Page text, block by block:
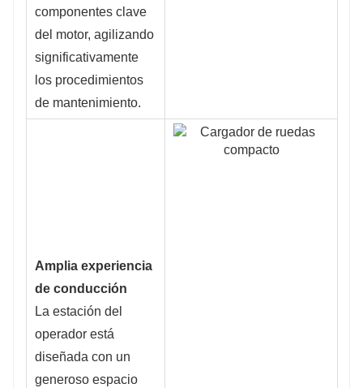
componentes clave
del motor, agilizando
significativamente
los procedimientos
de mantenimiento.
Amplia experiencia
de conducción
La estación del
operador está
diseñada con un
generoso espacio